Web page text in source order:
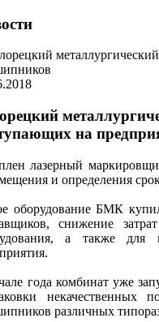
на
лазерный
и определения
оборудование БМК
снижение
а также для
года комбинат уже
различных